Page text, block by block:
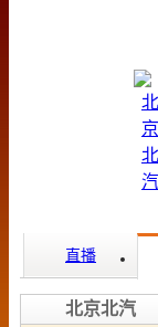
直播
北京北汽